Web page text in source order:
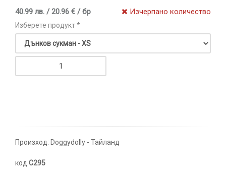
40.99 лв. / 20.96 € / бр Изчерпано количество
Изберете продукт *
Произход: Doggydolly - Тайланд
код C295